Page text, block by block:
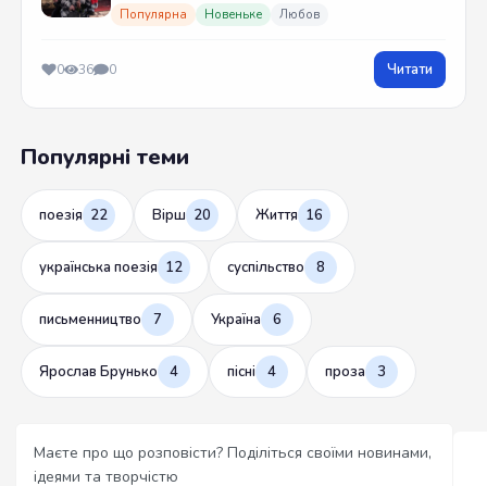
Популярна Новеньке Любов
0 36 0 Читати
Популярні теми
поезія 22 Вірш 20 Життя 16
українська поезія 12 суспільство 8
письменництво 7 Україна 6
Ярослав Брунько 4 пісні 4 проза 3
Маєте про що розповісти? Поділіться своїми новинами,
ідеями та творчістю